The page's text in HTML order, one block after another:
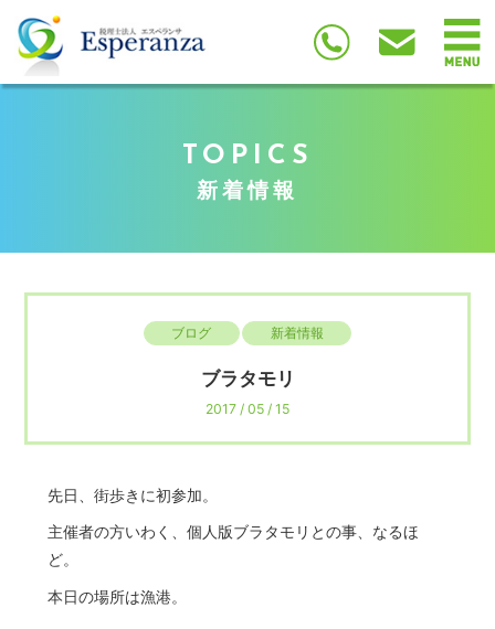
TOPICS
新着情報
ブログ 新着情報
ブラタモリ
2017 / 05 / 15
先日、街歩きに初参加。
主催者の方いわく、個人版ブラタモリとの事、なるほ
ど。
本日の場所は漁港。